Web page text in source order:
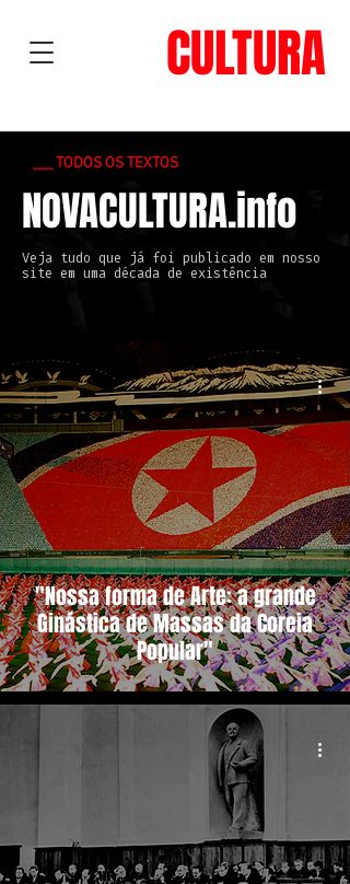
CULTURA
___ TODOS OS TEXTOS
NOVACULTURA.info
Veja tudo que já foi publicado em nosso
site em uma década de existência
"Nossa forma de Arte: a grande
Ginástica de Massas da Coreia
Popular"